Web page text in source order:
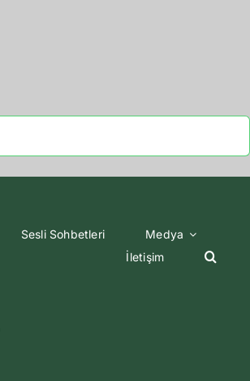
Sesli Sohbetleri
Medya
İletişim